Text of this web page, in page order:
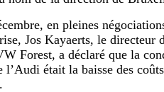
en pleines
Jos Kayaerts, le directeur
Forest, a déclaré que la
l’Audi était la baisse des